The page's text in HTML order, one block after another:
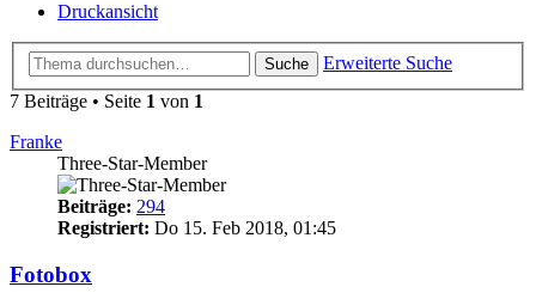
Druckansicht
Suche
Erweiterte Suche
7 Beiträge • Seite 1 von 1
Franke
Three-Star-Member
Beiträge: 294
Registriert: Do 15. Feb 2018, 01:45
Fotobox